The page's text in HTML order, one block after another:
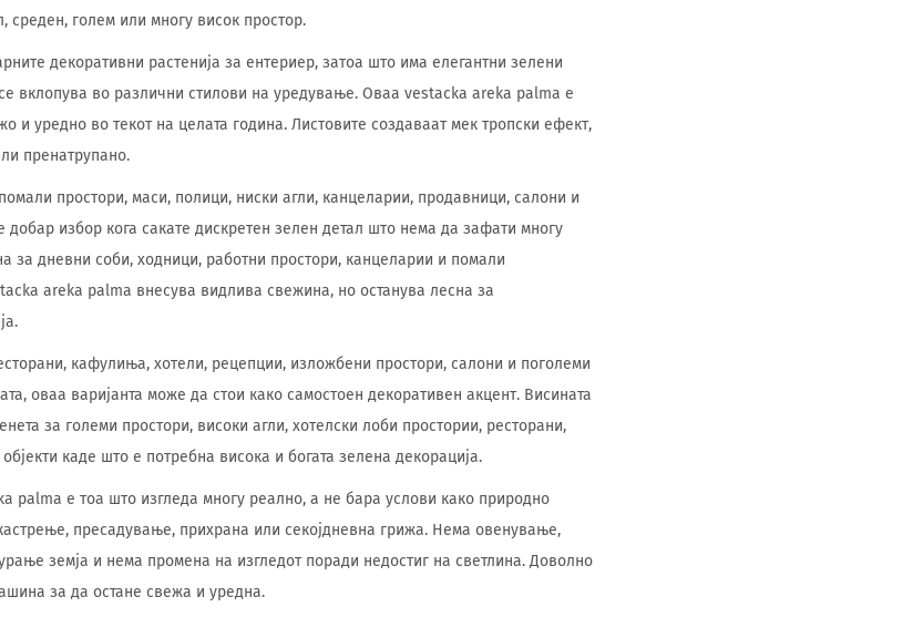
среден, голем или многу висок простор.
декоративни растенија за ентериер, затоа што има елегантни зелени
вклопува во различни стилови на уредување. Оваа vestacka areka palma е
и уредно во текот на целата година. Листовите создаваат мек тропски ефект,
пренатрупано.
простори, маси, полици, ниски агли, канцеларии, продавници, салони и
добар избор кога сакате дискретен зелен детал што нема да зафати многу
за дневни соби, ходници, работни простори, канцеларии и помали
areka palma внесува видлива свежина, но останува лесна за
кафулиња, хотели, рецепции, изложбени простори, салони и поголеми
оваа варијанта може да стои како самостоен декоративен акцент. Висината
за големи простори, високи агли, хотелски лоби простории, ресторани,
каде што е потребна висока и богата зелена декорација.
palma е тоа што изгледа многу реално, а не бара услови како природно
пресадување, прихрана или секојдневна грижа. Нема овенување,
земја и нема промена на изгледот поради недостиг на светлина. Доволно
за да остане свежа и уредна.